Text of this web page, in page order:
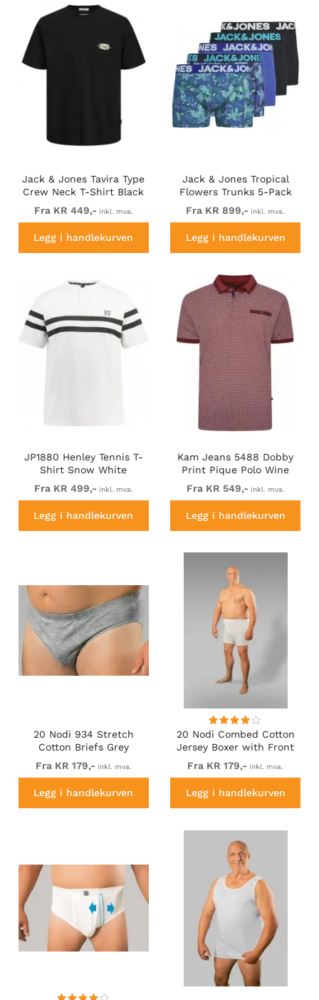
Jack & Jones Tavira Type
Crew Neck T-Shirt Black
Fra KR 449,- inkl. mva.
Legg i handlekurven
Jack & Jones Tropical
Flowers Trunks 5-Pack
Blue
Fra KR 899,- inkl. mva.
Legg i handlekurven
JP1880 Henley Tennis T-
Shirt Snow White
Fra KR 499,- inkl. mva.
Legg i handlekurven
Kam Jeans 5488 Dobby
Print Pique Polo Wine
Fra KR 549,- inkl. mva.
Legg i handlekurven
20 Nodi 934 Stretch
Cotton Briefs Grey
Fra KR 179,- inkl. mva.
Legg i handlekurven
20 Nodi Combed Cotton
Jersey Boxer with Front
Button Fly White
Fra KR 179,- inkl. mva.
Legg i handlekurven